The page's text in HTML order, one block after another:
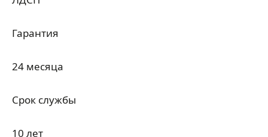
Гарантия
24 месяца
Срок службы
10 лет